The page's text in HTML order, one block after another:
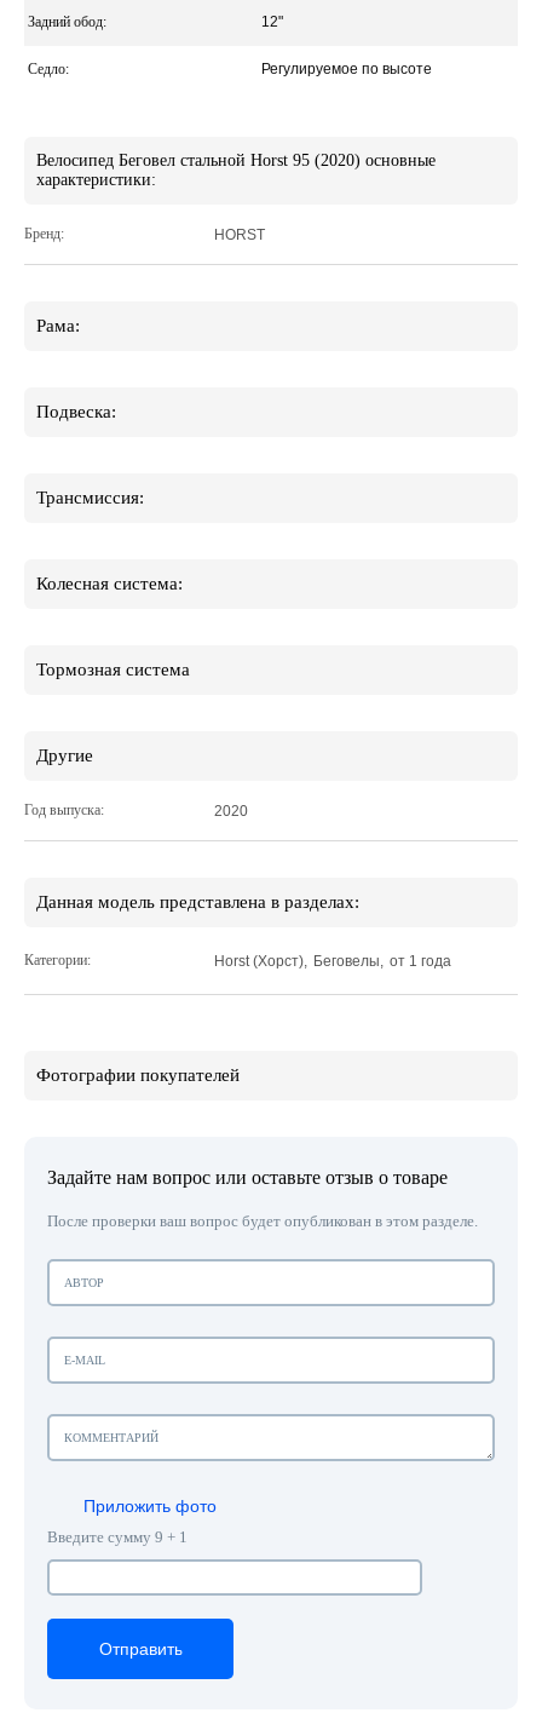
Задний обод: 12"
Седло: Регулируемое по высоте
Велосипед Беговел стальной Horst 95 (2020) основные
характеристики:
Бренд: HORST
Рама:
Подвеска:
Трансмиссия:
Колесная система:
Тормозная система
Другие
Год выпуска: 2020
Данная модель представлена в разделах:
Категории: Horst (Хорст) Беговелы от 1 года
Фотографии покупателей
Задайте нам вопрос или оставьте отзыв о товаре
После проверки ваш вопрос будет опубликован в этом разделе.
Приложить фото
Введите сумму 9 + 1
Отправить
Отправить
Отправить